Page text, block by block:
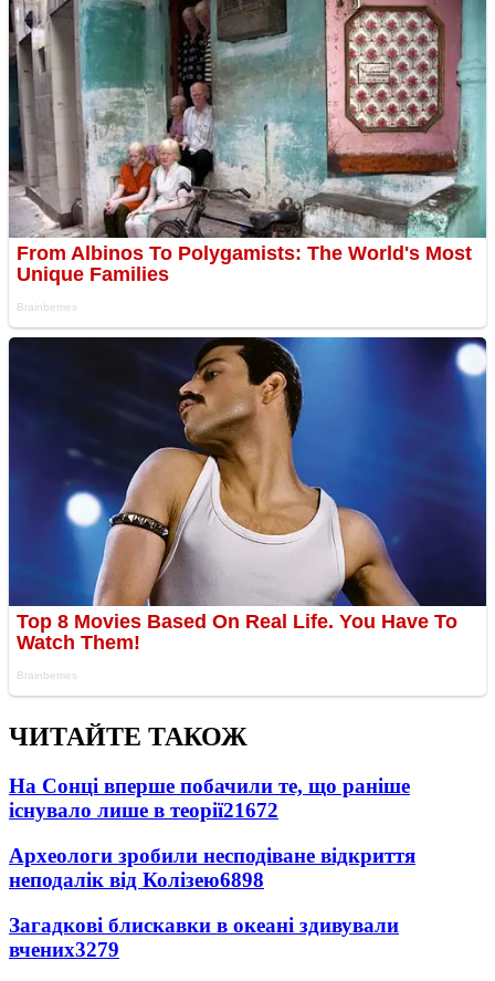
ЧИТАЙТЕ ТАКОЖ
На Сонці вперше побачили те, що раніше
існувало лише в теорії21672
Археологи зробили несподіване відкриття
неподалік від Колізею6898
Загадкові блискавки в океані здивували
вчених3279